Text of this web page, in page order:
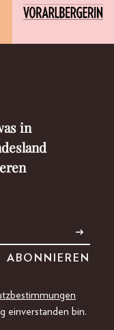
in
einverstanden bin.